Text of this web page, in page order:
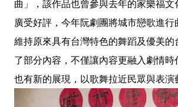
曲」，該作品也曾參與去年的家樂福文
廣受好評，今年阮劇團將城市戀歌進行
維持原來具有台灣特色的舞蹈及優美
了部分內容，不僅讓內容更融入劇情
也有新的展現，以歌舞拉近民眾與表演